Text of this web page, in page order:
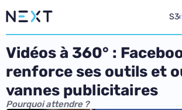
S3
Vidéos à 360° :
renforce ses outils et
vannes publicitaires
Pourquoi attendre ?